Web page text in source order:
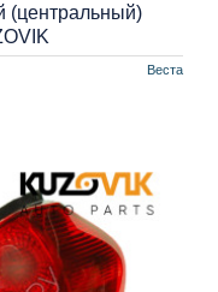
Веста
(центральный)